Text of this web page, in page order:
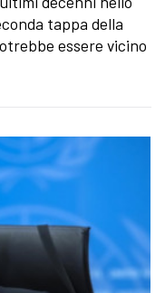
tappa della
essere vicino